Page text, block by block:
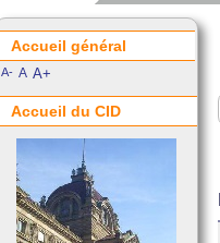
Accueil général
A- A A+
Accueil du CID